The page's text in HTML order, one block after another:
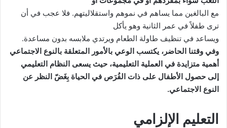
مع البالغين مما يساهم في نموهم واستقلاليتهم. فلا عجب في أن
ترى طفلاً في عمر الثانية وهو يأكل
ويساعد في تنظيف طاولة الطعام ويرتدي ملابسه بدون مساعدة.
وفي وقتنا الحاضر، يكتسب الوعي بالأمور المتعلقة بالنوع الاجتماعي
أهمية متزايدة في العملية التعليمية، حيث يسعى النظام التعليمي
إلى حصول الأطفال على ذات الفُرَص في الحياة بِغَضّ النظر عن
النوع الاجتماعي.
التعليم الإلزامي